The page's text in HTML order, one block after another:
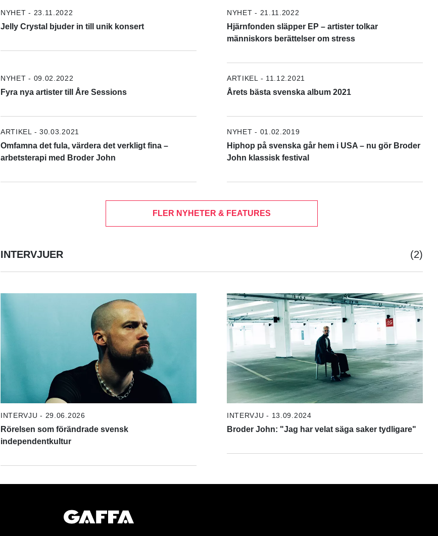
NYHET - 23.11.2022
Jelly Crystal bjuder in till unik konsert
NYHET - 21.11.2022
Hjärnfonden släpper EP – artister tolkar
människors berättelser om stress
NYHET - 09.02.2022
Fyra nya artister till Åre Sessions
ARTIKEL - 11.12.2021
Årets bästa svenska album 2021
ARTIKEL - 30.03.2021
Omfamna det fula, värdera det verkligt fina –
arbetsterapi med Broder John
NYHET - 01.02.2019
Hiphop på svenska går hem i USA – nu gör Broder
John klassisk festival
FLER NYHETER & FEATURES
INTERVJUER (2)
INTERVJU - 29.06.2026
Rörelsen som förändrade svensk
independentkultur
INTERVJU - 13.09.2024
Broder John: "Jag har velat säga saker tydligare"